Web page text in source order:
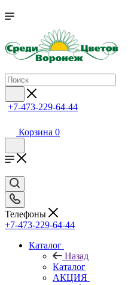
+7-473-229-64-44
Корзина 0
Телефоны
+7-473-229-64-44
Каталог
Назад
Каталог
АКЦИЯ